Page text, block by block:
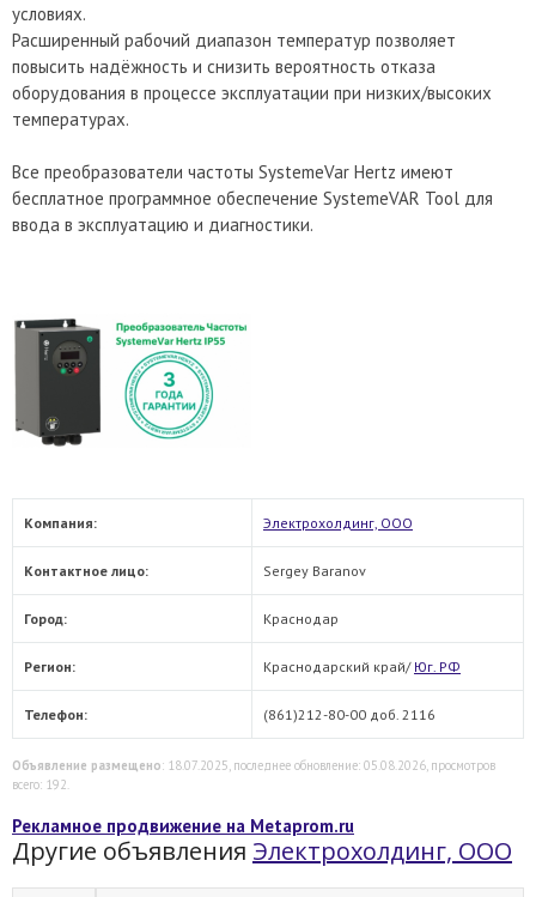
условиях.
Расширенный рабочий диапазон температур позволяет
повысить надёжность и снизить вероятность отказа
оборудования в процессе эксплуатации при низких/высоких
температурах.
Все преобразователи частоты SystemeVar Hertz имеют
бесплатное программное обеспечение SystemeVAR Tool для
ввода в эксплуатацию и диагностики.
Компания: Электрохолдинг, ООО
Контактное лицо: Sergey Baranov
Город: Краснодар
Регион: Краснодарский край/ Юг. РФ
Телефон: (861)212-80-00 доб. 2116
Объявление размещено: 18.07.2025, последнее обновление: 05.08.2026, просмотров
всего: 192.
Рекламное продвижение на Metaprom.ru
Другие объявления Электрохолдинг, ООО